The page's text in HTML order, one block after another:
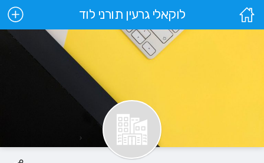
לוקאלי גרעין תורני לוד